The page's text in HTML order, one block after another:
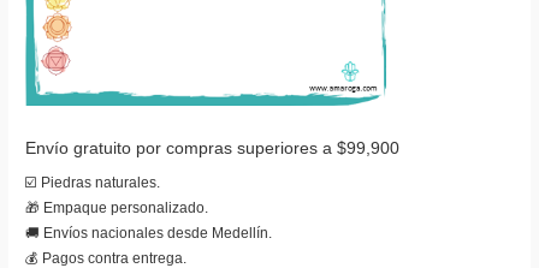
Envío gratuito por compras superiores a $99,900
☑️ Piedras naturales.
🎁 Empaque personalizado.
🚚 Envíos nacionales desde Medellín.
💰 Pagos contra entrega.